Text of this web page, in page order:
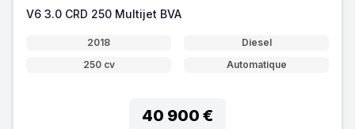
V6 3.0 CRD 250 Multijet BVA
2018
Diesel
250 cv
Automatique
40 900 €